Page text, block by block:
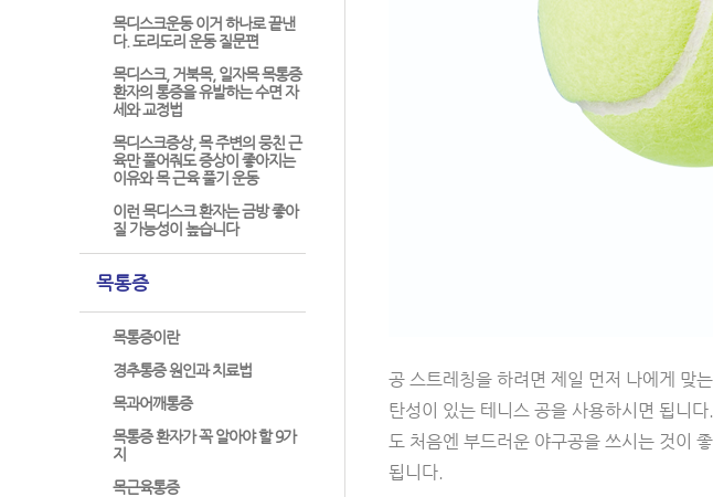
목디스크운동 이거 하나로 끝낸
다. 도리도리 운동 질문편
목디스크, 거북목, 일자목 목통증
환자의 통증을 유발하는 수면 자
세와 교정법
목디스크증상, 목 주변의 뭉친 근
육만 풀어줘도 증상이 좋아지는
이유와 목 근육 풀기 운동
이런 목디스크 환자는 금방 좋아
질 가능성이 높습니다
목통증
목통증이란
경추통증 원인과 치료법
목과어깨통증
목통증 환자가 꼭 알아야 할 9가
지
목근육통증
공 스트레칭을 하려면 제일 먼저 나에게 맞
탄성이 있는 테니스 공을 사용하시면 됩니
도 처음엔 부드러운 야구공을 쓰시는 것이
됩니다.